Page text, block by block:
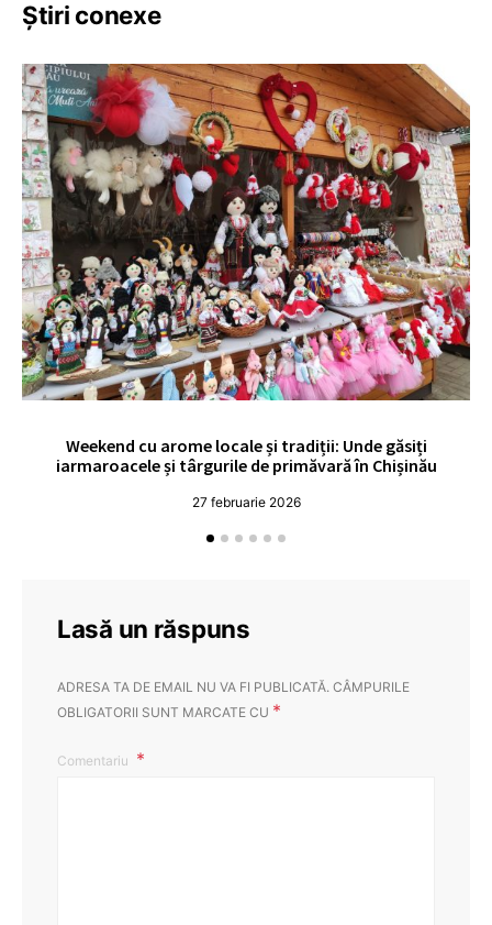
Știri conexe
Weekend cu arome locale și tradiții: Unde găsiți
iarmaroacele și târgurile de primăvară în Chișinău
27 februarie 2026
Lasă un răspuns
ADRESA TA DE EMAIL NU VA FI PUBLICATĂ. CÂMPURILE
OBLIGATORII SUNT MARCATE CU *
Comentariu